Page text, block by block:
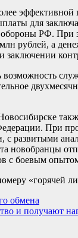
для
РФ. При
рублей, а
При
развитыми
новобранцы
с боевым
«горячей
обмена
и получают